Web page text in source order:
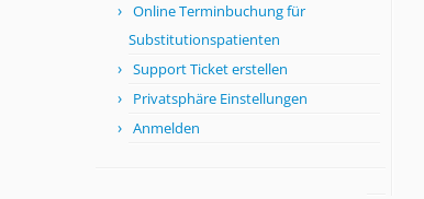
Online Terminbuchung für
Substitutionspatienten
Support Ticket erstellen
Privatsphäre Einstellungen
Anmelden